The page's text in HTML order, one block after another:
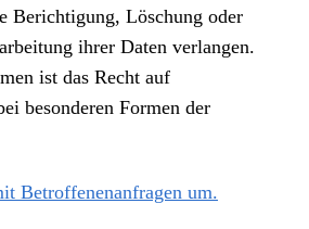
Berichtigung, Löschung oder
ihrer Daten verlangen.
ist das Recht auf
besonderen Formen der
Betroffenenanfragen um.